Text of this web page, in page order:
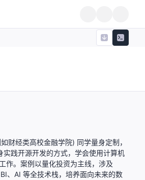
财经类高校金融学院) 同学量身定制，
实践开源开发的方式，学会使用计算机
作。案例以量化投资为主线，涉及
、AI 等全技术栈，培养面向未来的数